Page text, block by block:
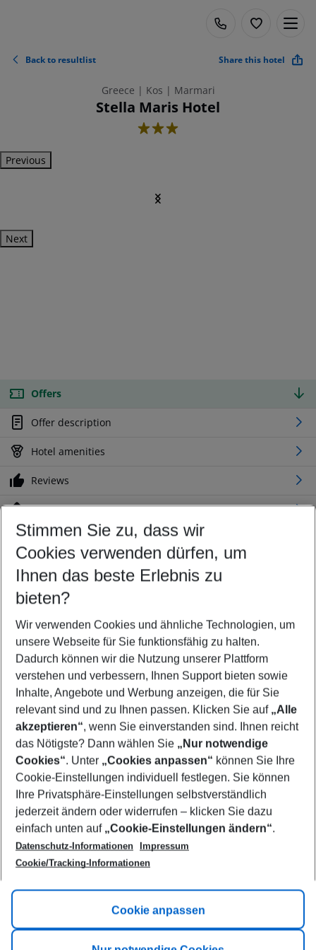
Back to resultlist Share this hotel
Greece | Kos | Marmari
Stella Maris Hotel
3
Previous
Next
Offers
Offer description
Hotel amenities
Reviews
Location
Customize your offer
Find the perfect deal which suits your best
Your departure airport
Any airport
Select your date range
09/08/26–07/08/27 5-8 nights
Who will travel
2 adults No children
Show more filter
Footer
Footer navigation
Title A
Link A
Stimmen Sie zu, dass wir
Cookies verwenden dürfen, um
Ihnen das beste Erlebnis zu
bieten?
Wir verwenden Cookies und ähnliche Technologien, um
unsere Webseite für Sie funktionsfähig zu halten.
Dadurch können wir die Nutzung unserer Plattform
verstehen und verbessern, Ihnen Support bieten sowie
Inhalte, Angebote und Werbung anzeigen, die für Sie
relevant sind und zu Ihnen passen. Klicken Sie auf „Alle
akzeptieren“, wenn Sie einverstanden sind. Ihnen reicht
das Nötigste? Dann wählen Sie „Nur notwendige
Cookies“. Unter „Cookies anpassen“ können Sie Ihre
Cookie-Einstellungen individuell festlegen. Sie können
Ihre Privatsphäre-Einstellungen selbstverständlich
jederzeit ändern oder widerrufen – klicken Sie dazu
einfach unten auf „Cookie-Einstellungen ändern“.
Datenschutz-Informationen
Impressum
Cookie/Tracking-Informationen
Cookie anpassen